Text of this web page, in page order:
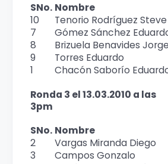
SNo. Nombre
10
Tenorio Rodríguez Steve
7
Gómez Sánchez
8
Brizuela Benavides Jorge
9
Torres Eduardo
1
Chacón Saborío
Ronda 3 el 13.03.2010 a las
3pm
SNo. Nombre
2
Vargas Miranda Diego
3
Campos Gonzalo